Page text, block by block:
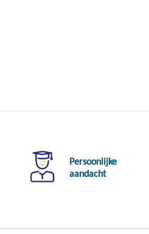
Persoonlijke
aandacht